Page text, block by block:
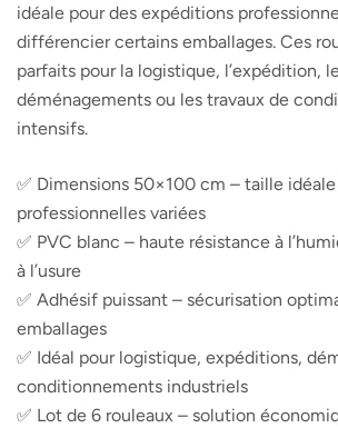
idéale pour des expéditions
différencier certains emballages. Ces
parfaits pour la logistique, l’expédition,
déménagements ou les travaux de
intensifs.
✅ Dimensions 50×100 cm – taille
professionnelles variées
✅ PVC blanc – haute résistance à
à l’usure
✅ Adhésif puissant – sécurisation
emballages
✅ Idéal pour logistique, expéditions,
conditionnements industriels
✅ Lot de 6 rouleaux – solution